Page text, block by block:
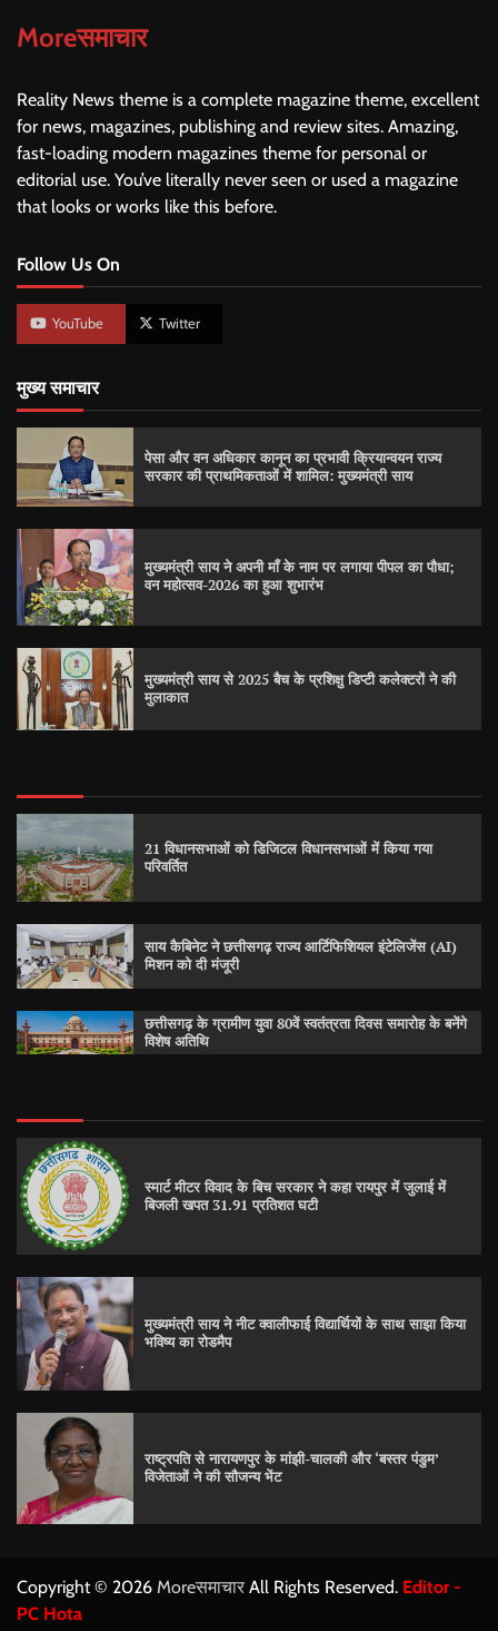
Moreसमाचार
Reality News theme is a complete magazine theme, excellent
for news, magazines, publishing and review sites. Amazing,
fast-loading modern magazines theme for personal or
editorial use. You’ve literally never seen or used a magazine
that looks or works like this before.
Follow Us On
YouTube Twitter
मुख्य समाचार
पेसा और वन अधिकार कानून का प्रभावी क्रियान्वयन राज्य
सरकार की प्राथमिकताओं में शामिल: मुख्यमंत्री साय
मुख्यमंत्री साय ने अपनी माँ के नाम पर लगाया पीपल का पौधा;
वन महोत्सव-2026 का हुआ शुभारंभ
मुख्यमंत्री साय से 2025 बैच के प्रशिक्षु डिप्टी कलेक्टरों ने की
मुलाकात
21 विधानसभाओं को डिजिटल विधानसभाओं में किया गया
परिवर्तित
साय कैबिनेट ने छत्तीसगढ़ राज्य आर्टिफिशियल इंटेलिजेंस (AI)
मिशन को दी मंजूरी
छत्तीसगढ़ के ग्रामीण युवा 80वें स्वतंत्रता दिवस समारोह के बनेंगे
विशेष अतिथि
स्मार्ट मीटर विवाद के बिच सरकार ने कहा रायपुर में जुलाई में
बिजली खपत 31.91 प्रतिशत घटी
मुख्यमंत्री साय ने नीट क्वालीफाई विद्यार्थियों के साथ साझा किया
भविष्य का रोडमैप
राष्ट्रपति से नारायणपुर के मांझी-चालकी और ‘बस्तर पंडुम’
विजेताओं ने की सौजन्य भेंट
Copyright © 2026 Moreसमाचार All Rights Reserved. Editor -
PC Hota